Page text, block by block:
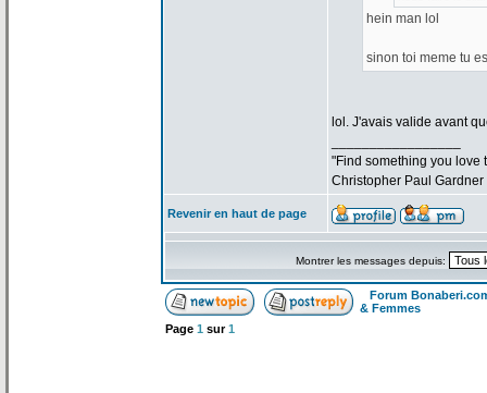
hein man lol
sinon toi meme tu
lol. J'avais valide avant
"Find something you love
Christopher Paul Gardner
Revenir en haut de page
Montrer les messages depuis:
Forum
& Femmes
Page 1 sur1